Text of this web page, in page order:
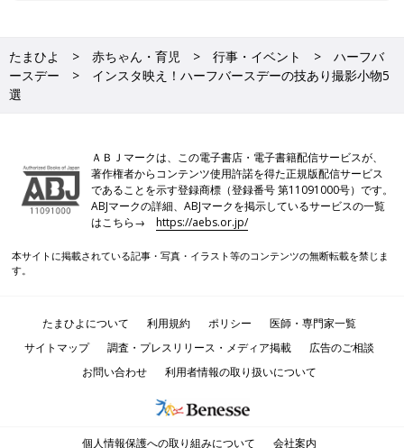
たまひよ 赤ちゃん・育児 行事・イベント
ハーフバ
ースデー
インスタ映え！ハーフバースデーの技あり撮影小物5
選
ＡＢＪマークは、この電子書店・電子書籍配信サービスが、
著作権者からコンテンツ使用許諾を得た正規版配信サービス
であることを示す登録商標（登録番号 第11091000号）です。
ABJマークの詳細、ABJマークを掲示しているサービスの一覧
はこちら→https://aebs.or.jp/
本サイトに掲載されている記事・写真・イラスト等のコンテンツの無断転載を禁じま
す。
たまひよについて 利用規約 ポリシー
医師・専門家一覧
サイトマップ
調査・プレスリリース・メディア掲載
広告のご相談
お問い合わせ
利用者情報の取り扱いについて
個人情報保護への取り組みについて 会社案内